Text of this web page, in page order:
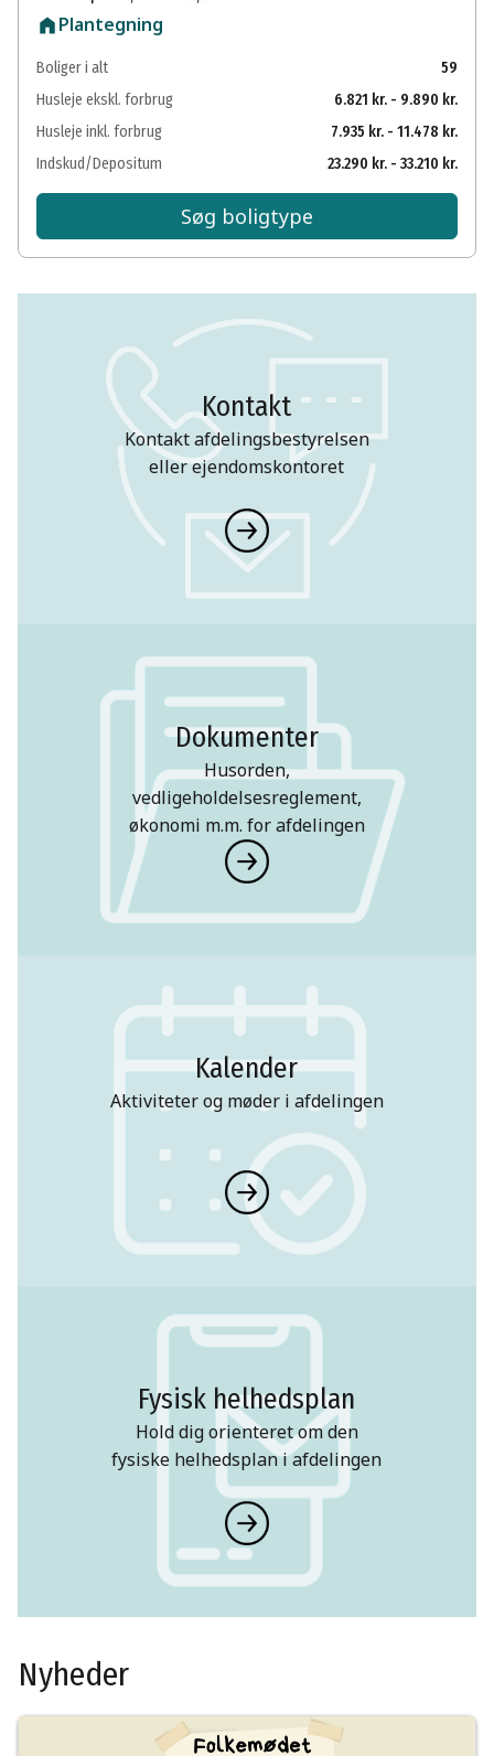
Plantegning
Boliger i alt
59
Husleje ekskl. forbrug
6.821 kr. - 9.890 kr.
Husleje inkl. forbrug
7.935 kr. - 11.478 kr.
Indskud/Depositum
23.290 kr. - 33.210 kr.
Søg boligtype
Kontakt
Kontakt afdelingsbestyrelsen
eller ejendomskontoret
Dokumenter
Husorden,
vedligeholdelsesreglement,
økonomi m.m. for afdelingen
Kalender
Aktiviteter og møder i afdelingen
Fysisk helhedsplan
Hold dig orienteret om den
fysiske helhedsplan i afdelingen
Nyheder